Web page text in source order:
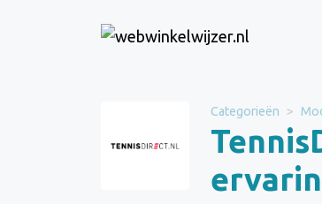
Categorieën
TennisDirect
Categorie
Mode